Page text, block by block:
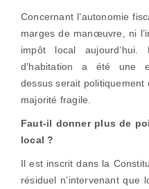
Concernant l’autonomie
marges de manœuvre, ni
impôt local
d’habitation a été une
dessus serait politiquement
majorité fragile.
Faut-il donner plus de
local ?
Il est inscrit dans la
résiduel n’intervenant que